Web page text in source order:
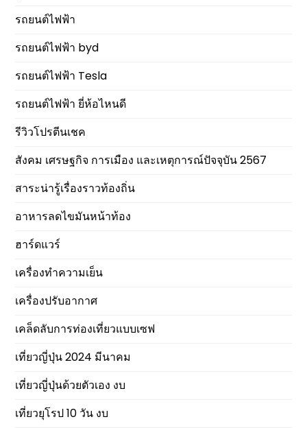
รถยนต์ไฟฟ้า
รถยนต์ไฟฟ้า byd
รถยนต์ไฟฟ้า Tesla
รถยนต์ไฟฟ้า ยี่ห้อไหนดี
รีวิวโปรตีนเชค
สังคม เศรษฐกิจ การเมือง และเหตุการณ์ปัจจุบัน 2567
สาระน่ารู้เรื่องราวท้องถิ่น
อาหารลดไขมันหน้าท้อง
ฮาร์ดแวร์
เครื่องทำความเย็น
เครื่องปรับอากาศ
เคล็ดลับการท่องเที่ยวแบบเซฟ
เที่ยวญี่ปุ่น 2024 มีนาคม
เที่ยวญี่ปุ่นด้วยตัวเอง งบ
เที่ยวยุโรป 10 วัน งบ